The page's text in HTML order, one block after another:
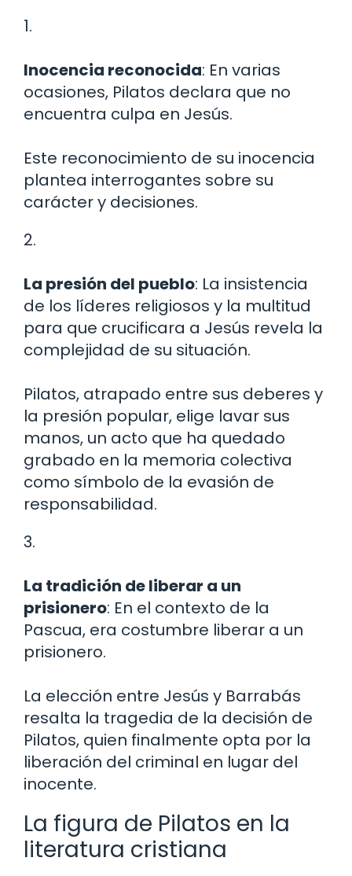
1.
Inocencia reconocida: En varias
ocasiones, Pilatos declara que no
encuentra culpa en Jesús.
Este reconocimiento de su inocencia
plantea interrogantes sobre su
carácter y decisiones.
2.
La presión del pueblo: La insistencia
de los líderes religiosos y la multitud
para que crucificara a Jesús revela la
complejidad de su situación.
Pilatos, atrapado entre sus deberes y
la presión popular, elige lavar sus
manos, un acto que ha quedado
grabado en la memoria colectiva
como símbolo de la evasión de
responsabilidad.
3.
La tradición de liberar a un
prisionero: En el contexto de la
Pascua, era costumbre liberar a un
prisionero.
La elección entre Jesús y Barrabás
resalta la tragedia de la decisión de
Pilatos, quien finalmente opta por la
liberación del criminal en lugar del
inocente.
La figura de Pilatos en la
literatura cristiana